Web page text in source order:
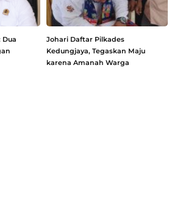
Johari Daftar Pilkades
Kedungjaya, Tegaskan Maju
karena Amanah Warga